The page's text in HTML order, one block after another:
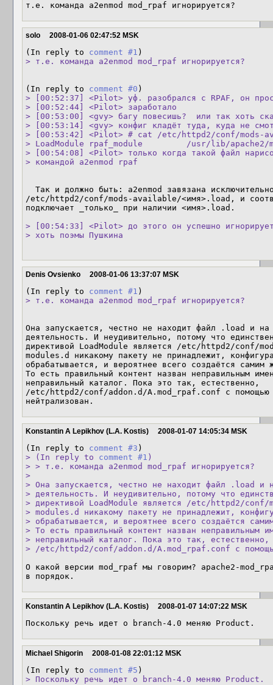
т.е. команда a2enmod mod_rpaf игнорируется?
solo 2008-01-06 02:47:52 MSK
(In reply to comment #1
> т.е. команда a2enmod mod_rpaf игнорируется?
(In reply to comment #0
> [00:52:37] <Pilot> уф. разобрался с RPAF, он
> [00:52:44] <Pilot> заработало
> [00:53:00] <gvy> багу повесишь?  или так хоть
> [00:53:14] <gvy> конфиг кладёт туда, куда не
> [00:53:42] <Pilot> # cat /etc/httpd2/conf/mods-
> LoadModule rpaf_module         /usr/lib/apache2/
> [00:54:08] <Pilot> только когда такой файл
> командой a2enmod rpaf
/etc/httpd2/conf/mods-available/<имя>.load, и
подключает _только_ при наличии <имя>.load.
> [00:54:33] <Pilot> до этого он успешно
> хоть поэмы Пушкина
Denis Ovsienko 2008-01-06 13:37:07 MSK
(In reply to comment #1
> т.е. команда a2enmod mod_rpaf игнорируется?
Она запускается, честно не находит файл .load и на
деятельность. И неудивительно, потому что
директивой LoadModule является /etc/httpd2/conf/
modules.d никакому пакету не принадлежит,
обрабатывается, и вероятнее всего создаётся самим
То есть правильный контент назван неправильным
неправильный каталог. Пока это так, естественно,
/etc/httpd2/conf/addon.d/A.mod_rpaf.conf с помощью
нейтрализован.
Konstantin A Lepikhov (L.A. Kostis) 2008-01-07 14:05:34 MSK
(In reply to comment #3
> (In reply to comment #1 )
> > т.е. команда a2enmod mod_rpaf игнорируется?
>
> Она запускается, честно не находит файл .load и
> деятельность. И неудивительно, потому что
> директивой LoadModule является /etc/httpd2/
> modules.d никакому пакету не принадлежит,
> обрабатывается, и вероятнее всего создаётся
> То есть правильный контент назван неправильным
> неправильный каталог. Пока это так, естественно,
> /etc/httpd2/conf/addon.d/A.mod_rpaf.conf с
О какой версии mod_rpaf мы говорим? apache2-
Konstantin A Lepikhov (L.A. Kostis) 2008-01-07 14:07:22 MSK
Поскольку речь идет о branch-4.0 меняю Product.
Michael Shigorin 2008-01-08 22:01:12 MSK
(In reply to comment #5
> Поскольку речь идет о branch-4.0 меняю Product.